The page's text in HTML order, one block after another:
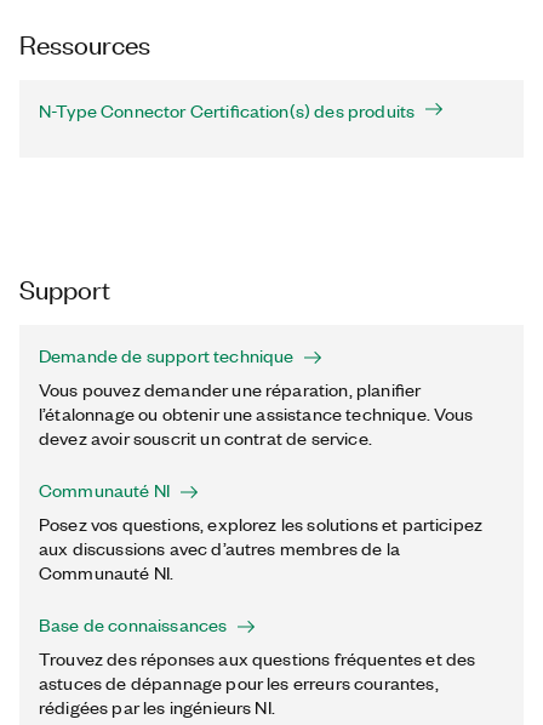
Ressources
N-Type Connector Certification(s) des produits
Support
Demande de support technique
Vous pouvez demander une réparation, planifier
l’étalonnage ou obtenir une assistance technique. Vous
devez avoir souscrit un contrat de service.
Communauté NI
Posez vos questions, explorez les solutions et participez
aux discussions avec d’autres membres de la
Communauté NI.
Base de connaissances
Trouvez des réponses aux questions fréquentes et des
astuces de dépannage pour les erreurs courantes,
rédigées par les ingénieurs NI.